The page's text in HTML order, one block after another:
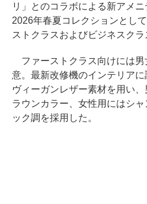
リ」とのコラボによる新アメニ
2026年春夏コレクションとし
ストクラスおよびビジネスクラ
ファーストクラス向けには男
意。最新改修機のインテリア
ヴィーガンレザー素材を用い
ラウンカラー、女性用にはシ
ック調を採用した。